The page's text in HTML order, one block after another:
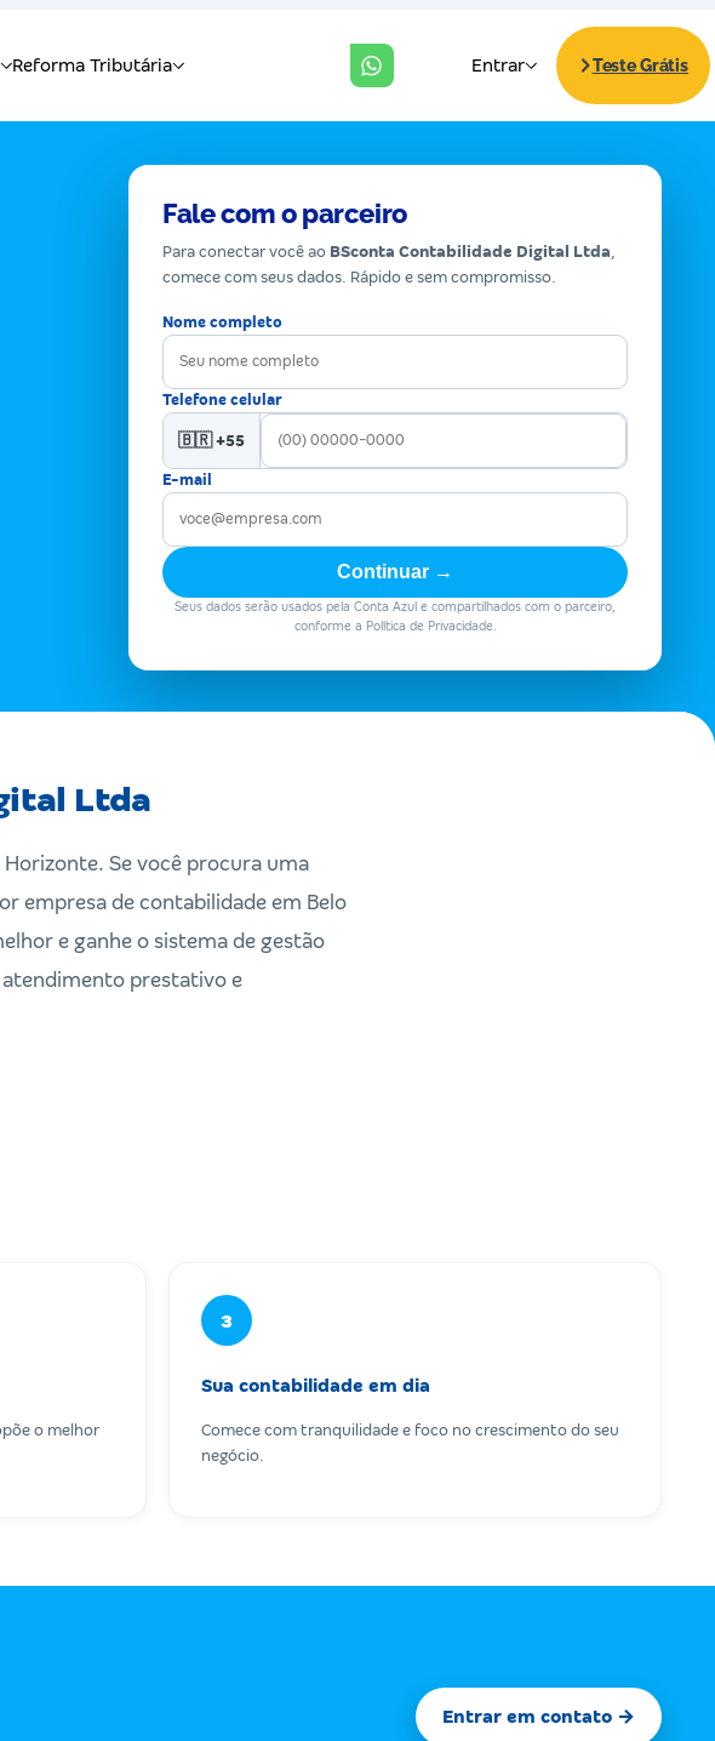
Fale com o parceiro
Para conectar você ao BSconta Contabilidade Digital Ltda,
comece com seus dados. Rápido e sem compromisso.
Nome completo
Telefone celular
🇧🇷 +55
E-mail
Continuar →
Seus dados serão usados pela Conta Azul e compartilhados com o parceiro,
conforme a Política de Privacidade.
Ltda
Se você procura uma
empresa de contabilidade em Belo
e ganhe o sistema de gestão
prestativo e
o melhor
3
Sua contabilidade em dia
Comece com tranquilidade e foco no crescimento do seu
negócio.
Entrar em contato →